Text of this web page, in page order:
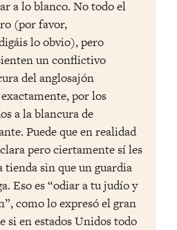
a lo blanco. No todo el
(por favor,
lo obvio), pero
un conflictivo
del anglosajón
por los
a la blancura de
Puede que en realidad
pero ciertamente sí les
tienda sin que un guardia
Eso es “odiar a tu judío y
como lo expresó el gran
si en estados Unidos todo